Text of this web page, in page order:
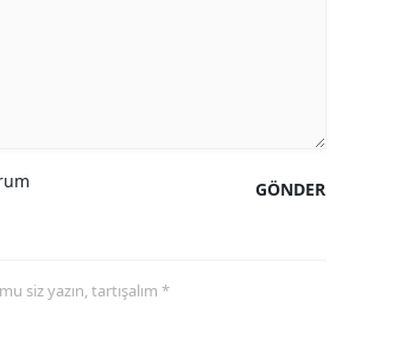
GÖNDER
siz yazın, tartışalım *